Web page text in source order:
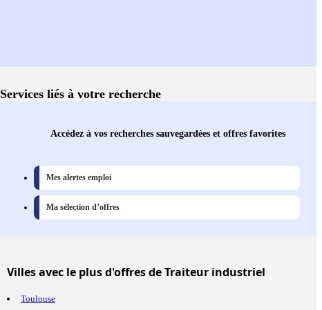
Services liés à votre recherche
Accédez à vos recherches sauvegardées et offres favorites
Mes alertes emploi
Ma sélection d’offres
Villesavec le plus d'offres de Traiteur industriel
Toulouse